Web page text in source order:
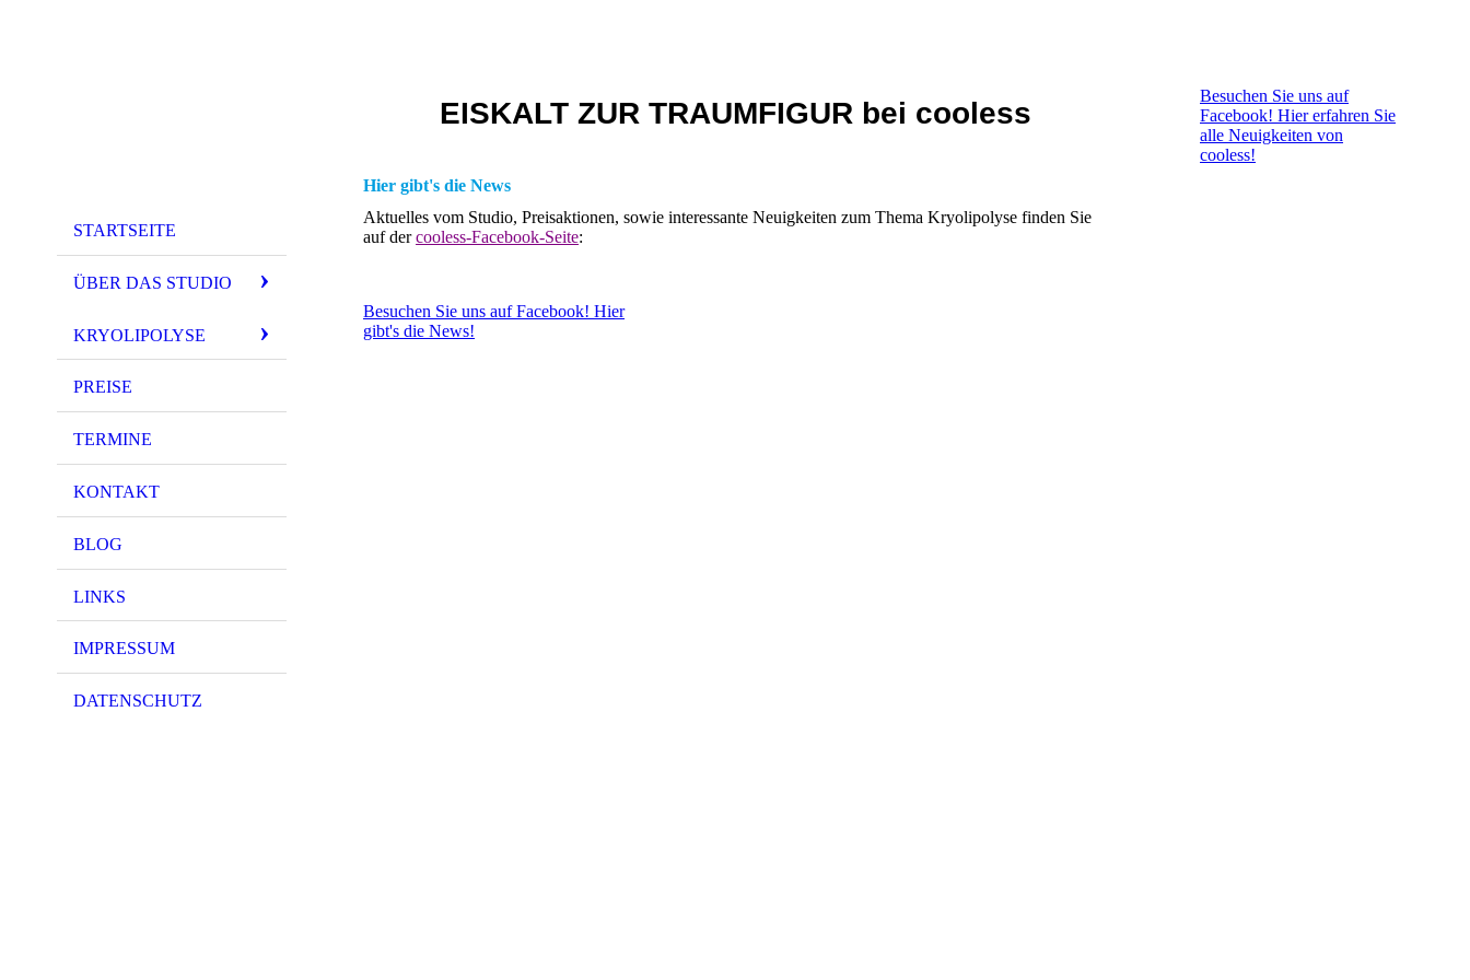
STARTSEITE
ÜBER DAS STUDIO
KRYOLIPOLYSE
PREISE
TERMINE
KONTAKT
BLOG
LINKS
IMPRESSUM
DATENSCHUTZ
EISKALT ZUR TRAUMFIGUR bei cooless
Hier gibt's die News
Aktuelles vom Studio, Preisaktionen, sowie interessante Neuigkeiten zum Thema Kryolipolyse finden Sie
auf dercooless-Facebook-Seite:
Besuchen Sie uns auf Facebook! Hier
gibt's die News!
Besuchen Sie uns auf
Facebook! Hier erfahren Sie
alle Neuigkeiten von
cooless!